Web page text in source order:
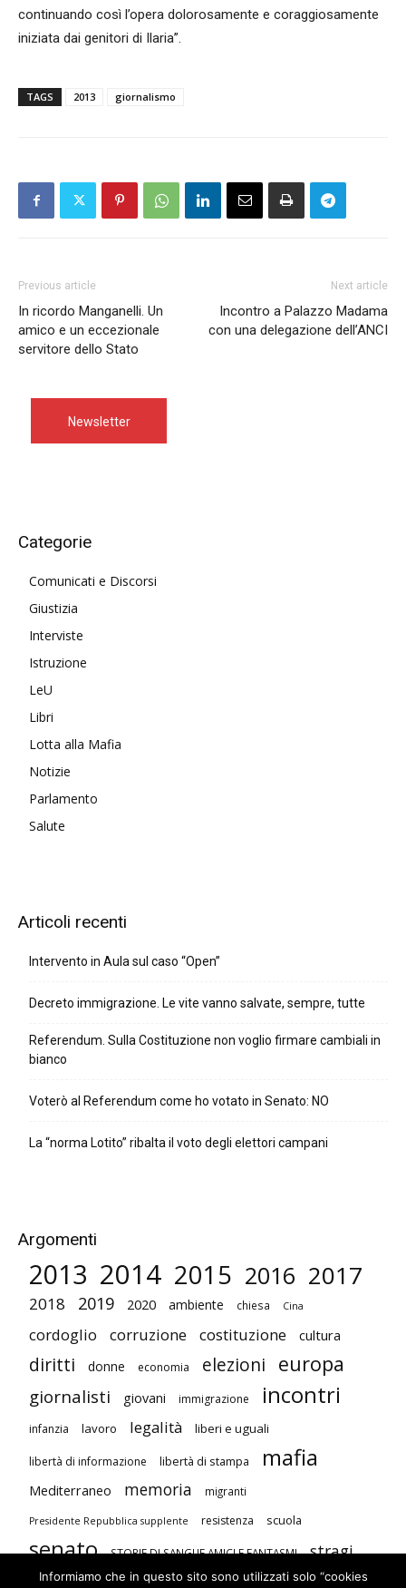
continuando così l’opera dolorosamente e coraggiosamente
iniziata dai genitori di Ilaria”.
TAGS 2013 giornalismo
Previous article
In ricordo Manganelli. Un
amico e un eccezionale
servitore dello Stato
Next article
Incontro a Palazzo Madama
con una delegazione dell’ANCI
Newsletter
Categorie
Comunicati e Discorsi
Giustizia
Interviste
Istruzione
LeU
Libri
Lotta alla Mafia
Notizie
Parlamento
Salute
Articoli recenti
Intervento in Aula sul caso “Open”
Decreto immigrazione. Le vite vanno salvate, sempre, tutte
Referendum. Sulla Costituzione non voglio firmare cambiali in
bianco
Voterò al Referendum come ho votato in Senato: NO
La “norma Lotito” ribalta il voto degli elettori campani
Argomenti
2013 2014 2015 2016 2017
2018 2019 2020 ambiente chiesa Cina
cordoglio corruzione costituzione cultura
diritti donne economia elezioni europa
giornalisti giovani immigrazione incontri
infanzia lavoro legalità liberi e uguali
libertà di informazione libertà di stampa mafia
Mediterraneo memoria migranti
Presidente Repubblica supplente resistenza scuola
senato STORIE DI SANGUE AMICI E FANTASMI stragi
studenti terrorismo Unione Europea
Informiamo che in questo sito sono utilizzati solo “cookies